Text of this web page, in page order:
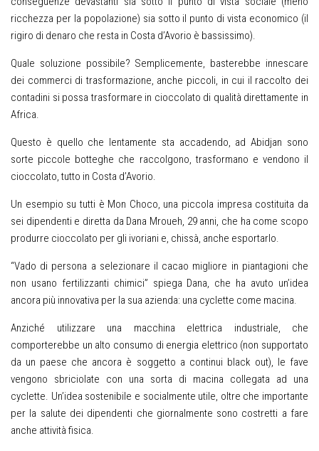
ricchezza per la popolazione) sia sotto il punto di vista economico (il
rigiro di denaro che resta in Costa d’Avorio è bassissimo).
Quale soluzione possibile? Semplicemente, basterebbe innescare
dei commerci di trasformazione, anche piccoli, in cui il raccolto dei
contadini si possa trasformare in cioccolato di qualità direttamente in
Africa.
Questo è quello che lentamente sta accadendo, ad Abidjan sono
sorte piccole botteghe che raccolgono, trasformano e vendono il
cioccolato, tutto in Costa d’Avorio.
Un esempio su tutti è Mon Choco, una piccola impresa costituita da
sei dipendenti e diretta da Dana Mroueh, 29 anni, che ha come scopo
produrre cioccolato per gli ivoriani e, chissà, anche esportarlo.
“Vado di persona a selezionare il cacao migliore in piantagioni che
non usano fertilizzanti chimici” spiega Dana, che ha avuto un’idea
ancora più innovativa per la sua azienda: una cyclette come macina.
Anziché utilizzare una macchina elettrica industriale, che
comporterebbe un alto consumo di energia elettrico (non supportato
da un paese che ancora è soggetto a continui black out), le fave
vengono sbriciolate con una sorta di macina collegata ad una
cyclette. Un’idea sostenibile e socialmente utile, oltre che importante
per la salute dei dipendenti che giornalmente sono costretti a fare
anche attività fisica.